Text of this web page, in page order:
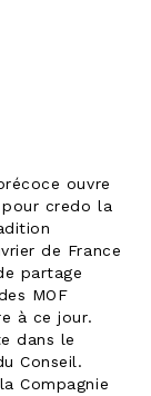
ouvre
credo la
de France
partage
MOF
à ce jour.
dans le
Conseil.
Compagnie